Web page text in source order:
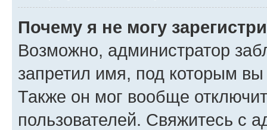
Почему я не могу
Возможно, администратор
запретил имя, под которым вы
Также он мог вообще
пользователей. Свяжитесь с